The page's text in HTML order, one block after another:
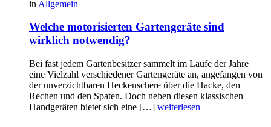
in Allgemein
Welche motorisierten Gartengeräte sind
wirklich notwendig?
Bei fast jedem Gartenbesitzer sammelt im Laufe der Jahre
eine Vielzahl verschiedener Gartengeräte an, angefangen von
der unverzichtbaren Heckenschere über die Hacke, den
Rechen und den Spaten. Doch neben diesen klassischen
Handgeräten bietet sich eine […] weiterlesen